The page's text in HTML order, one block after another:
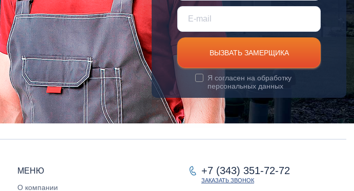
ВЫЗВАТЬ ЗАМЕРЩИКА
Я согласен на обработку
персональных данных
МЕНЮ
О компании
+7 (343) 351-72-72
ЗАКАЗАТЬ ЗВОНОК